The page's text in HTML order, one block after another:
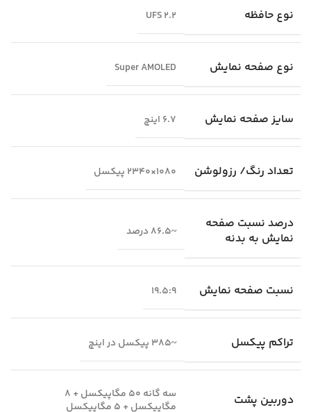
نوع حافظه UFS 2.2
نوع صفحه نمایش Super AMOLED
سایز صفحه نمایش 6.7 اینچ
تعداد رنگ/ رزولوشن 1080×2340 پیکسل
درصد نسبت صفحه
نمایش به بدنه
~86.5 درصد
نسبت صفحه نمایش 19.5:9
تراکم پیکسل ~385 پیکسل در اینچ
دوربین پشت
سه گانه 50 مگاپیکسل + 8
مگاپیکسل + 5 مگاپیکسل